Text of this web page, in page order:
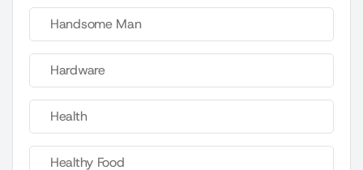
Handsome Man
Hardware
Health
Healthy Food